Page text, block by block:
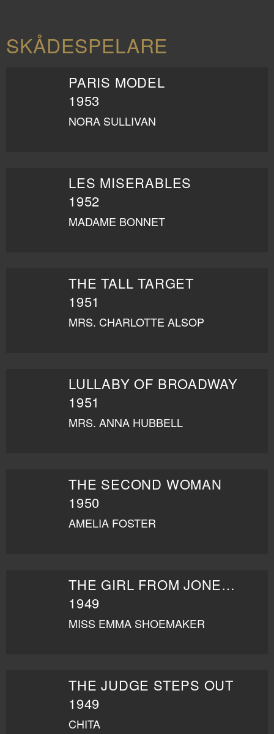
SKÅDESPELARE
PARIS MODEL
1953
NORA SULLIVAN
LES MISERABLES
1952
MADAME BONNET
THE TALL TARGET
1951
MRS. CHARLOTTE ALSOP
LULLABY OF BROADWAY
1951
MRS. ANNA HUBBELL
THE SECOND WOMAN
1950
AMELIA FOSTER
THE GIRL FROM JONES BEACH
1949
MISS EMMA SHOEMAKER
THE JUDGE STEPS OUT
1949
CHITA